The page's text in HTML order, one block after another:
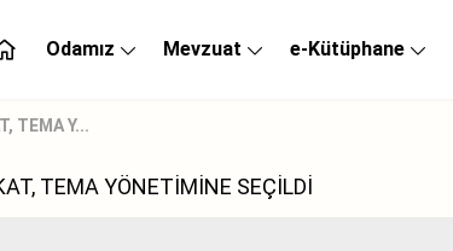
Odamız Mevzuat e-Kütüphane
TEMA Y...
TEMA YÖNETİMİNE SEÇİLDİ